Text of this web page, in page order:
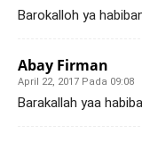
Barokalloh ya
Abay Firman
April 22, 2017 Pada 09:08
Barakallah yaa